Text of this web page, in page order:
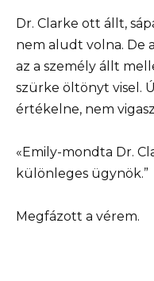
Dr. Clarke ott állt,
nem aludt volna. De
az a személy állt
szürke öltönyt visel.
értékelne, nem
«Emily-mondta Dr.
különleges ügynök.”
Megfázott a vérem.